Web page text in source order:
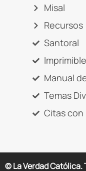
Misal
Recursos
Santoral
Manual
Temas
Citas con
© La Verdad Católica.